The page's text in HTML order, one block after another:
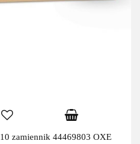
zamiennik 44469803 OXE